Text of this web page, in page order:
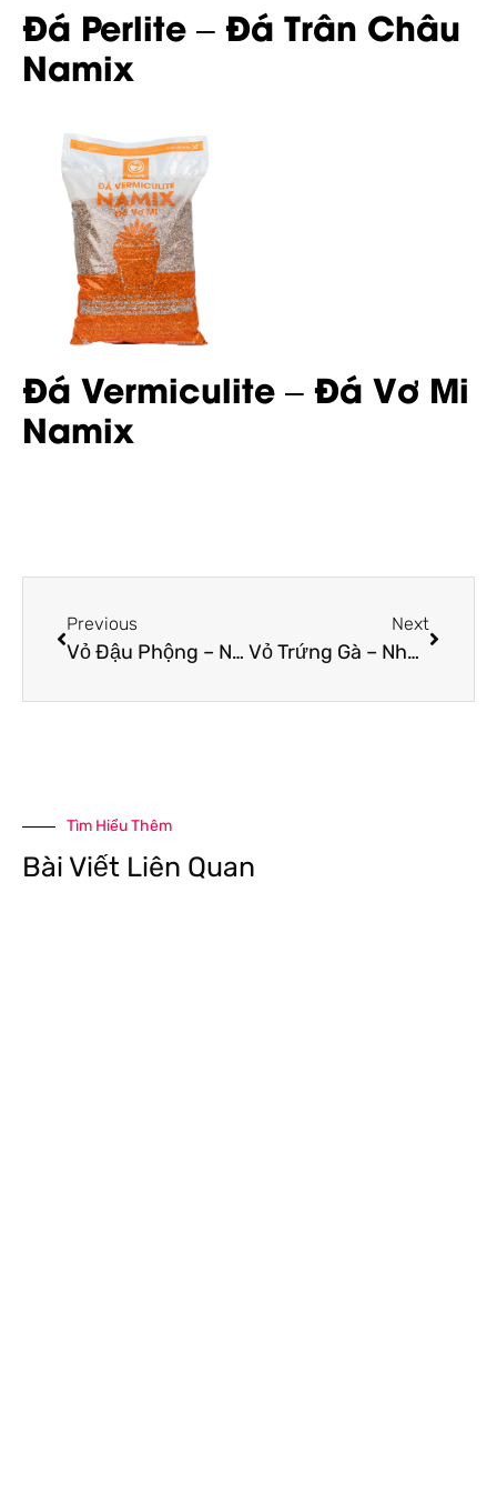
Đá Perlite – Đá Trân Châu
Namix
Đá Vermiculite – Đá Vơ Mi
Namix
Previous
Vỏ Đậu Phộng – Nguồn Nguyên Liệu Quý Để Trộn Đất Trồng Cây
Next
Vỏ Trứng Gà – Những Công Dụng Bất Ngờ Đối Với Đất Và Cây Trồng
Tìm Hiểu Thêm
Bài Viết Liên Quan